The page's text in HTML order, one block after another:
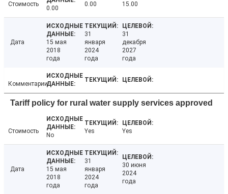
Стоимость
0.00
0.00 15.00
Дата
15 мая
2018
года
31
января
2024
года
31
декабря
2027
года
Комментарии
Tariff policy for rural water supply services approved
Стоимость
No
Yes Yes
Дата
15 мая
2018
года
31
января
2024
года
30 июня
2024
года